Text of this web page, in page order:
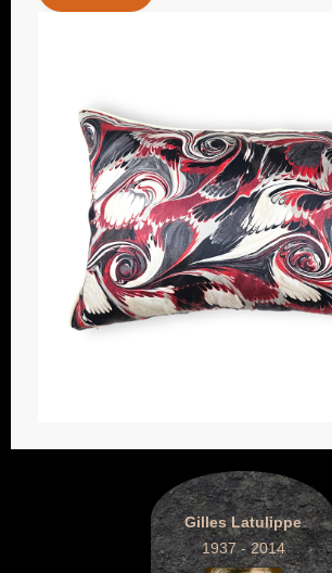
Gilles Latulippe
1937 - 2014